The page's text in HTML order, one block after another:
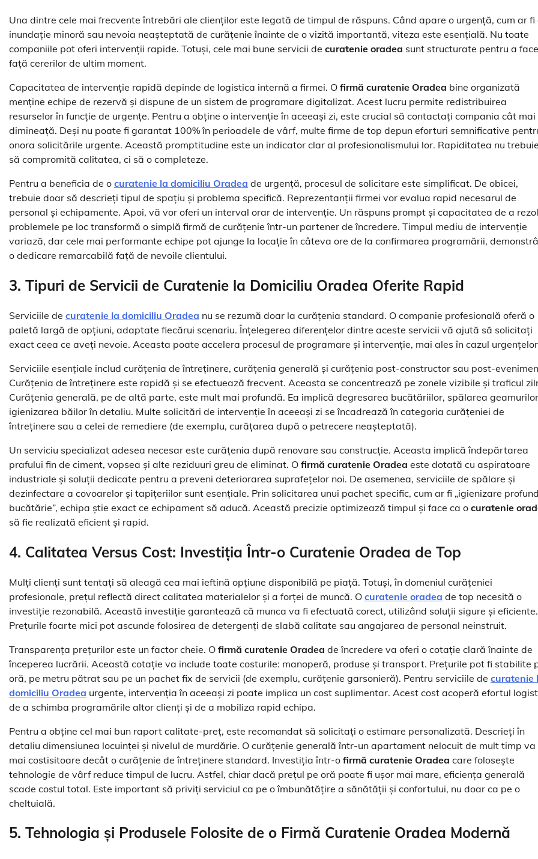
Una dintre cele mai frecvente întrebări ale clienților este legată de timpul de răspuns. Când apare o urgență, cum ar fi
inundație minoră sau nevoia neașteptată de curățenie înainte de o vizită importantă, viteza este esențială. Nu toate
companiile pot oferi intervenții rapide. Totuși, cele mai bune servicii de curatenie oradea sunt structurate pentru a face
față cererilor de ultim moment.
Capacitatea de intervenție rapidă depinde de logistica internă a firmei. O firmă curatenie Oradea bine organizată
menține echipe de rezervă și dispune de un sistem de programare digitalizat. Acest lucru permite redistribuirea
resurselor în funcție de urgențe. Pentru a obține o intervenție în aceeași zi, este crucial să contactați compania cât mai
dimineață. Deși nu poate fi garantat 100% în perioadele de vârf, multe firme de top depun eforturi semnificative
onora solicitările urgente. Această promptitudine este un indicator clar al profesionalismului lor. Rapiditatea nu trebuie
să compromită calitatea, ci să o completeze.
Pentru a beneficia de o curatenie la domiciliu Oradea de urgență, procesul de solicitare este simplificat. De obicei,
trebuie doar să descrieți tipul de spațiu și problema specifică. Reprezentanții firmei vor evalua rapid necesarul de
personal și echipamente. Apoi, vă vor oferi un interval orar de intervenție. Un răspuns prompt și capacitatea de a
problemele pe loc transformă o simplă firmă de curățenie într-un partener de încredere. Timpul mediu de intervenție
variază, dar cele mai performante echipe pot ajunge la locație în câteva ore de la confirmarea programării,
o dedicare remarcabilă față de nevoile clientului.
3. Tipuri de Servicii de Curatenie la Domiciliu Oradea Oferite Rapid
Serviciile de curatenie la domiciliu Oradea nu se rezumă doar la curățenia standard. O companie profesională oferă o
paletă largă de opțiuni, adaptate fiecărui scenariu. Înțelegerea diferențelor dintre aceste servicii vă ajută să solicitați
exact ceea ce aveți nevoie. Aceasta poate accelera procesul de programare și intervenție, mai ales în cazul
Serviciile esențiale includ curățenia de întreținere, curățenia generală și curățenia post-constructor sau post-
Curățenia de întreținere este rapidă și se efectuează frecvent. Aceasta se concentrează pe zonele vizibile și traficul
Curățenia generală, pe de altă parte, este mult mai profundă. Ea implică degresarea bucătăriilor, spălarea
igienizarea băilor în detaliu. Multe solicitări de intervenție în aceeași zi se încadrează în categoria curățeniei de
întreținere sau a celei de remediere (de exemplu, curățarea după o petrecere neașteptată).
Un serviciu specializat adesea necesar este curățenia după renovare sau construcție. Aceasta implică îndepărtarea
prafului fin de ciment, vopsea și alte reziduuri greu de eliminat. O firmă curatenie Oradea este dotată cu aspiratoare
industriale și soluții dedicate pentru a preveni deteriorarea suprafețelor noi. De asemenea, serviciile de spălare și
dezinfectare a covoarelor și tapițeriilor sunt esențiale. Prin solicitarea unui pachet specific, cum ar fi „igienizare
bucătărie”, echipa știe exact ce echipament să aducă. Această precizie optimizează timpul și face ca o curatenie
să fie realizată eficient și rapid.
4. Calitatea Versus Cost: Investiția Într-o Curatenie Oradea de Top
Mulți clienți sunt tentați să aleagă cea mai ieftină opțiune disponibilă pe piață. Totuși, în domeniul curățeniei
profesionale, prețul reflectă direct calitatea materialelor și a forței de muncă. O curatenie oradea de top necesită o
investiție rezonabilă. Această investiție garantează că munca va fi efectuată corect, utilizând soluții sigure și eficiente.
Prețurile foarte mici pot ascunde folosirea de detergenți de slabă calitate sau angajarea de personal neinstruit.
Transparența prețurilor este un factor cheie. O firmă curatenie Oradea de încredere va oferi o cotație clară înainte de
începerea lucrării. Această cotație va include toate costurile: manoperă, produse și transport. Prețurile pot fi stabilite
oră, pe metru pătrat sau pe un pachet fix de servicii (de exemplu, curățenie garsonieră). Pentru serviciile de curatenie
domiciliu Oradea urgente, intervenția în aceeași zi poate implica un cost suplimentar. Acest cost acoperă efortul
de a schimba programările altor clienți și de a mobiliza rapid echipa.
Pentru a obține cel mai bun raport calitate-preț, este recomandat să solicitați o estimare personalizată. Descrieți în
detaliu dimensiunea locuinței și nivelul de murdărie. O curățenie generală într-un apartament nelocuit de mult timp va
mai costisitoare decât o curățenie de întreținere standard. Investiția într-o firmă curatenie Oradea care folosește
tehnologie de vârf reduce timpul de lucru. Astfel, chiar dacă prețul pe oră poate fi ușor mai mare, eficiența generală
scade costul total. Este important să priviți serviciul ca pe o îmbunătățire a sănătății și confortului, nu doar ca pe o
cheltuială.
5. Tehnologia și Produsele Folosite de o Firmă Curatenie Oradea Modernă